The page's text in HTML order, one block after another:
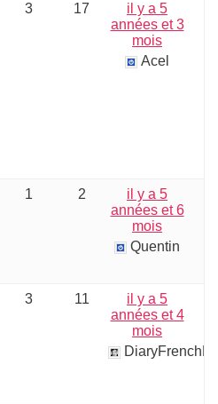
3 17
il y a 5
années et 3
mois
Acel
1 2
il y a 5
années et 6
mois
Quentin
3 11
il y a 5
années et 4
mois